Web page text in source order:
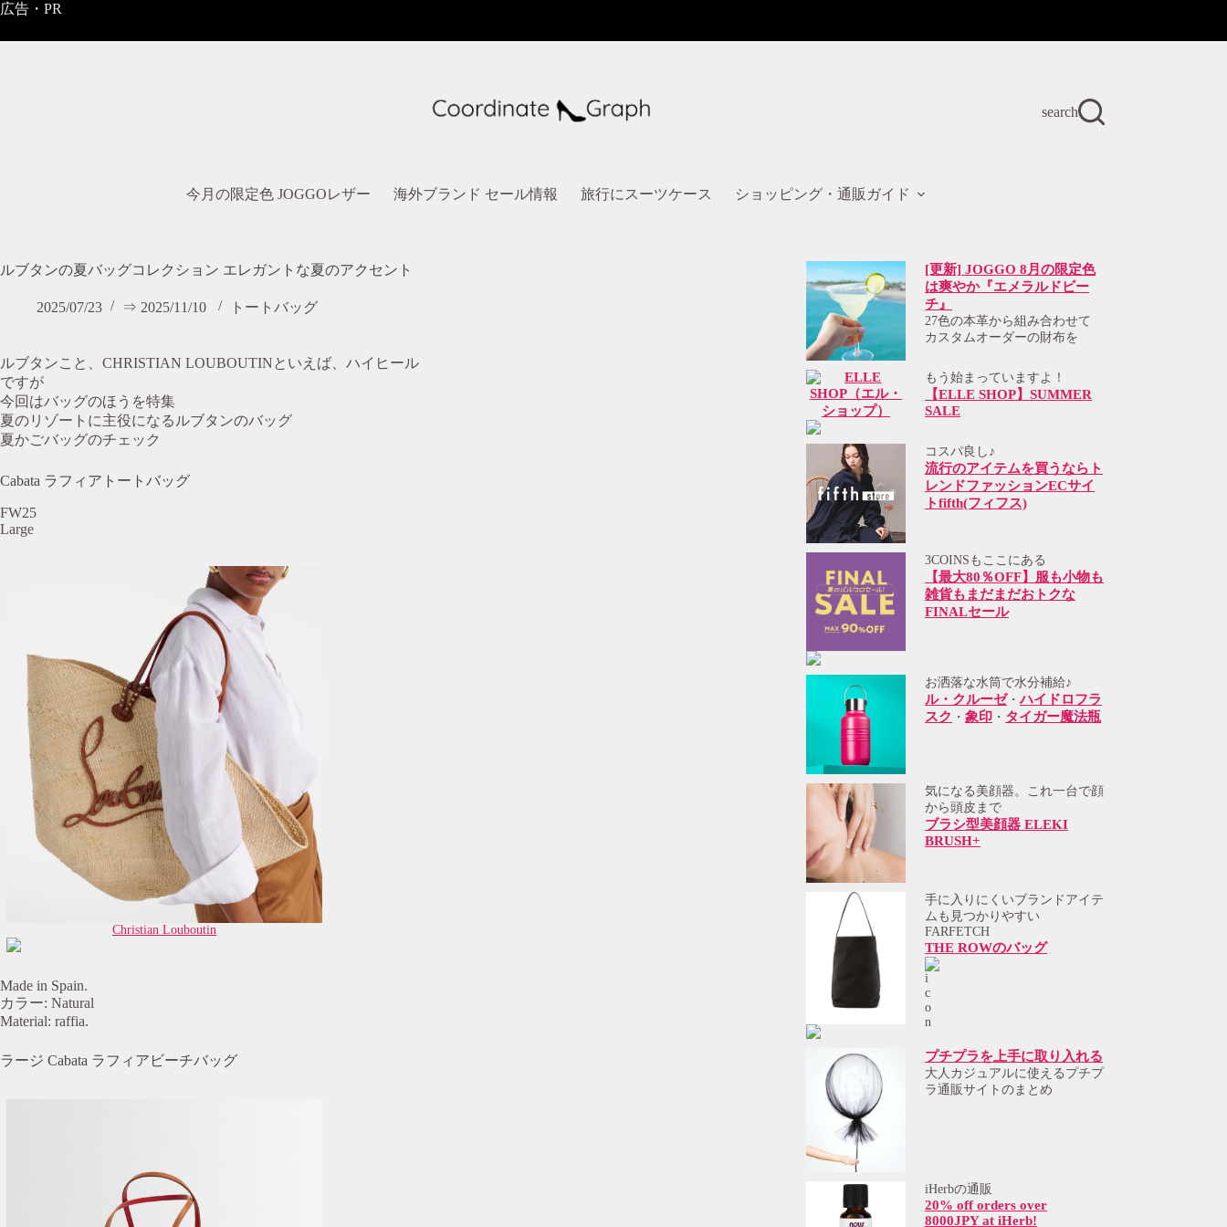
コ
テ
広告・PR
search
今月の限定色 JOGGOレザー 海外ブランド セール情報 旅行にスーツケース ショッピング・通販ガイド
ルブタンの夏バッグコレクション エレガントな夏のアクセント
2025/07/23 ⇒ 2025/11/10 トートバッグ
ルブタンこと、CHRISTIAN LOUBOUTINといえば、ハイヒール
ですが
今回はバッグのほうを特集
夏のリゾートに主役になるルブタンのバッグ
夏かごバッグのチェック
Cabata ラフィアトートバッグ
FW25
Large
Christian Louboutin
Made in Spain.
カラー: Natural
Material: raffia.
ラージ Cabata ラフィアビーチバッグ
[更新] JOGGO 8月の限定色
は爽やか『エメラルドビー
チ』
27色の本革から組み合わせて
カスタムオーダーの財布を
もう始まっていますよ！
【ELLE SHOP】SUMMER
SALE
コスパ良し♪
流行のアイテムを買うならト
レンドファッションECサイ
トfifth(フィフス)
3COINSもここにある
【最大80％OFF】服も小物も
雑貨もまだまだおトクな
FINALセール
お洒落な水筒で水分補給♪
ル・クルーゼ・ハイドロフラ
スク ・象印 ・ タイガー魔法瓶
気になる美顔器。これ一台で顔
から頭皮まで
ブラシ型美顔器 ELEKI
BRUSH+
手に入りにくいブランドアイテ
ムも見つかりやすい
FARFETCH
THE ROWのバッグ
プチプラを上手に取り入れる
大人カジュアルに使えるプチプ
ラ通販サイトのまとめ
iHerbの通販
20% off orders over
8000JPY at iHerb!